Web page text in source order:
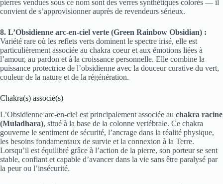
pierres vendues sous ce nom sont des verres synthétiques colorés — il
convient de s’approvisionner auprès de revendeurs sérieux.
8. L’Obsidienne arc-en-ciel verte (Green Rainbow Obsidian) :
Variété rare où les reflets verts dominent le spectre irisé, elle est
particulièrement associée au chakra coeur et aux émotions liées à
l’amour, au pardon et à la croissance personnelle. Elle combine la
puissance protectrice de l’obsidienne avec la douceur curative du vert,
couleur de la nature et de la régénération.
Chakra(s) associé(s)
L’Obsidienne arc-en-ciel est principalement associée au chakra racine
(Muladhara), situé à la base de la colonne vertébrale. Ce chakra
gouverne le sentiment de sécurité, l’ancrage dans la réalité physique,
les besoins fondamentaux de survie et la connexion à la Terre.
Lorsqu’il est équilibré grâce à l’action de la pierre, son porteur se sent
stable, confiant et capable d’avancer dans la vie sans être paralysé par
la peur ou l’insécurité.